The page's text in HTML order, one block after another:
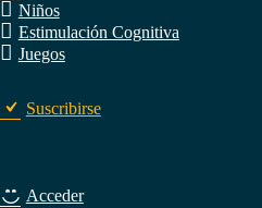
Niños
Estimulación Cognitiva
Juegos
Suscribirse
Acceder